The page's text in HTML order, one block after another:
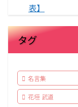
表】
タグ
名言集
花垣 武道